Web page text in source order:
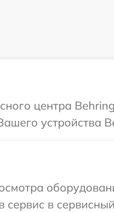
центра
устройства
в